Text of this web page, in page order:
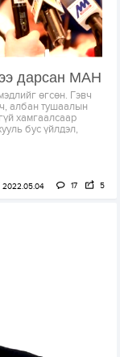
дарсан МАН
өгсөн. Гэвч
албан тушаалын
хамгаалсаар
бус үйлдэл,
2022.05.04 17 5